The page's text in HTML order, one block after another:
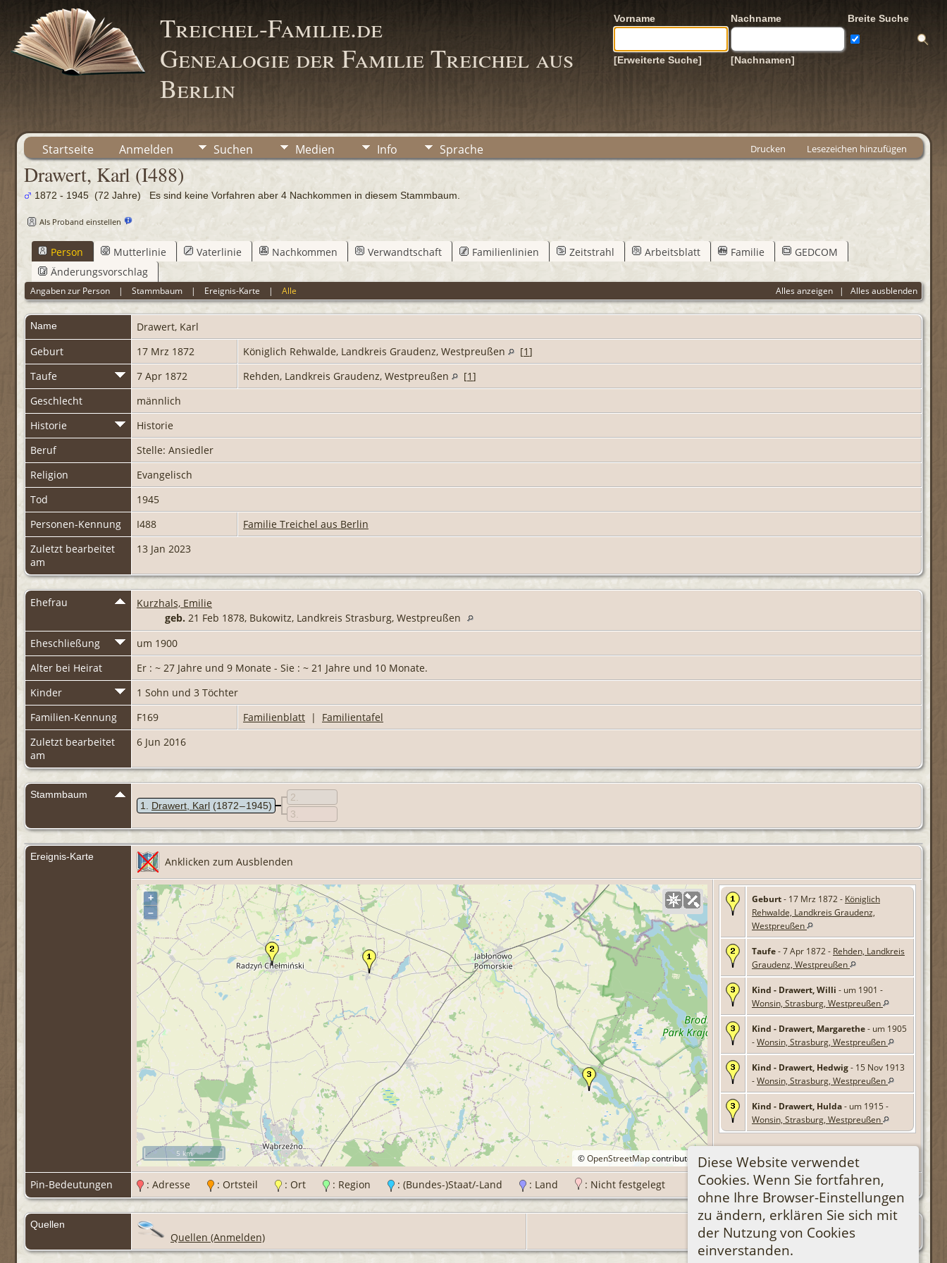
Treichel-Familie.de
Genealogie der Familie Treichel aus
Berlin
Vorname Nachname Breite Suche
[Erweiterte Suche] [Nachnamen]
Startseite Anmelden Suchen Medien Info Sprache Drucken Lesezeichen hinzufügen
Diese Website verwendet
Cookies. Wenn Sie fortfahren,
ohne Ihre Browser-Einstellungen
zu ändern, erklären Sie sich mit
der Nutzung von Cookies
einverstanden.
Drawert, Karl (I488)
1872 - 1945 (72 Jahre) Es sind keine Vorfahren aber 4 Nachkommen in diesem Stammbaum.
Als Proband einstellen
Person Mutterlinie Vaterlinie Nachkommen Verwandtschaft Familienlinien Zeitstrahl Arbeitsblatt Familie
GEDCOM
Änderungsvorschlag
Alles anzeigen | Alles ausblenden
Angaben zur Person |Stammbaum | Ereignis-Karte |Alle
Name Drawert, Karl
Geburt
17 Mrz 1872 Königlich Rehwalde, Landkreis Graudenz, Westpreußen [1]
Taufe
7 Apr 1872 Rehden, Landkreis Graudenz, Westpreußen [1]
Geschlecht
männlich
Historie
Historie
Beruf
Stelle: Ansiedler
Religion
Evangelisch
Tod
1945
Personen-Kennung
I488
Familie Treichel aus Berlin
Zuletzt bearbeitet
am
13 Jan 2023
Ehefrau
Kurzhals, Emilie
geb. 21 Feb 1878, Bukowitz, Landkreis Strasburg, Westpreußen
Eheschließung
um 1900
Alter bei Heirat
Er : ~ 27 Jahre und 9 Monate - Sie : ~ 21 Jahre und 10 Monate.
Kinder
1 Sohn und 3 Töchter
Familien-Kennung
F169 Familienblatt | Familientafel
Zuletzt bearbeitet
am
6 Jun 2016
Stammbaum
1
Drawert, Karl (1872 – 1945)
2
3
Ereignis-Karte Anklicken zum Ausblenden
+
–
©OpenStreetMapcontributors.
5 km
Geburt- 17 Mrz 1872 - Königlich
Rehwalde, Landkreis Graudenz,
Westpreußen
Taufe- 7 Apr 1872 - Rehden, Landkreis
Graudenz, Westpreußen
Kind - Drawert, Willi - um 1901 -
Wonsin, Strasburg, Westpreußen
Kind - Drawert, Margarethe- um 1905
-Wonsin, Strasburg, Westpreußen
Kind - Drawert, Hedwig- 15 Nov 1913
-Wonsin, Strasburg, Westpreußen
Kind - Drawert, Hulda- um 1915 -
Wonsin, Strasburg, Westpreußen
Pin-Bedeutungen : Adresse : Ortsteil : Ort : Region : (Bundes-)Staat/-Land : Land : Nicht festgelegt
Quellen
Quellen (Anmelden)